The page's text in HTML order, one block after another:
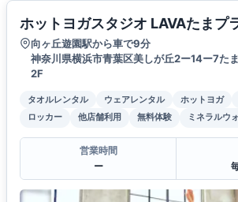
ホットヨガスタジオ LAVAたまプ
向ヶ丘遊園駅から車で9分
神奈川県横浜市青葉区美しが丘2ー14ー7た
2F
タオルレンタル ウェアレンタル ホットヨガ
ロッカー
他店舗利用 無料体験 ミネラルウ
営業時間
ー